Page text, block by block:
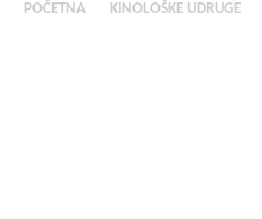
POČETNA KINOLOŠKE UDRUGE